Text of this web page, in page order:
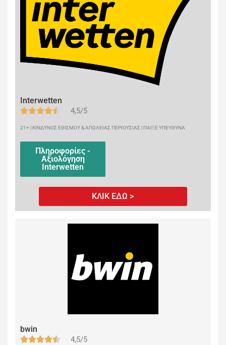
Interwetten
4,5/5
21+ | ΚΙΝΔΥΝΟΣ ΕΘΙΣΜΟΥ & ΑΠΩΛΕΙΑΣ ΠΕΡΙΟΥΣΙΑΣ | ΠΑΙΞΕ ΥΠΕΥΘΥΝΑ
Πληροφορίες -
Αξιολόγηση
Interwetten
ΚΛΙΚ ΕΔΩ >
bwin
4,5/5